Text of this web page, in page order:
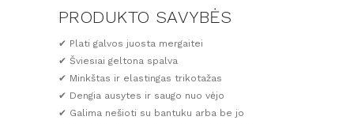
PRODUKTO SAVYBĖS
✔ Plati galvos juosta mergaitei
✔ Šviesiai geltona spalva
✔ Minkštas ir elastingas trikotažas
✔ Dengia ausytes ir saugo nuo vėjo
✔ Galima nešioti su bantuku arba be jo